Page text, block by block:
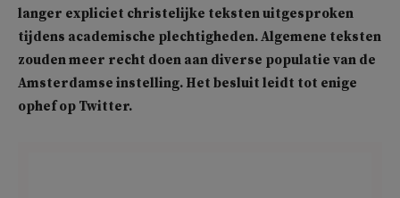
langer expliciet christelijke teksten uitgesproken
tijdens academische plechtigheden. Algemene teksten
zouden meer recht doen aan diverse populatie van de
Amsterdamse instelling. Het besluit leidt tot enige
ophef op Twitter.